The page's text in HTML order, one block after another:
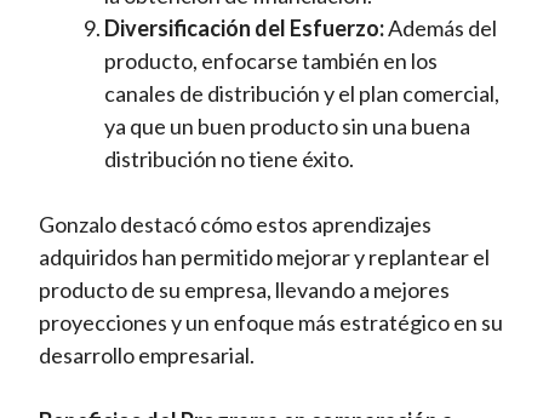
Diversificación del Esfuerzo:Además del
producto, enfocarse también en los
canales de distribución y el plan comercial,
ya que un buen producto sin una buena
distribución no tiene éxito.
Gonzalo destacó cómo estos aprendizajes
adquiridos han permitido mejorar y replantear el
producto de su empresa, llevando a mejores
proyecciones y un enfoque más estratégico en su
desarrollo empresarial.